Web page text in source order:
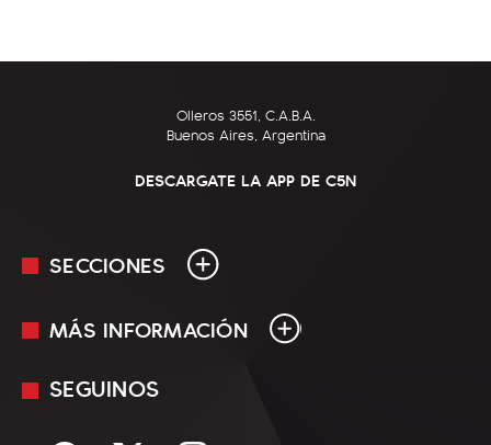
Olleros 3551, C.A.B.A.
Buenos Aires, Argentina
DESCARGATE LA APP DE C5N
SECCIONES
En Vivo
MÁS INFORMACIÓN
Mediakit
Términos y condiciones
SEGUINOS